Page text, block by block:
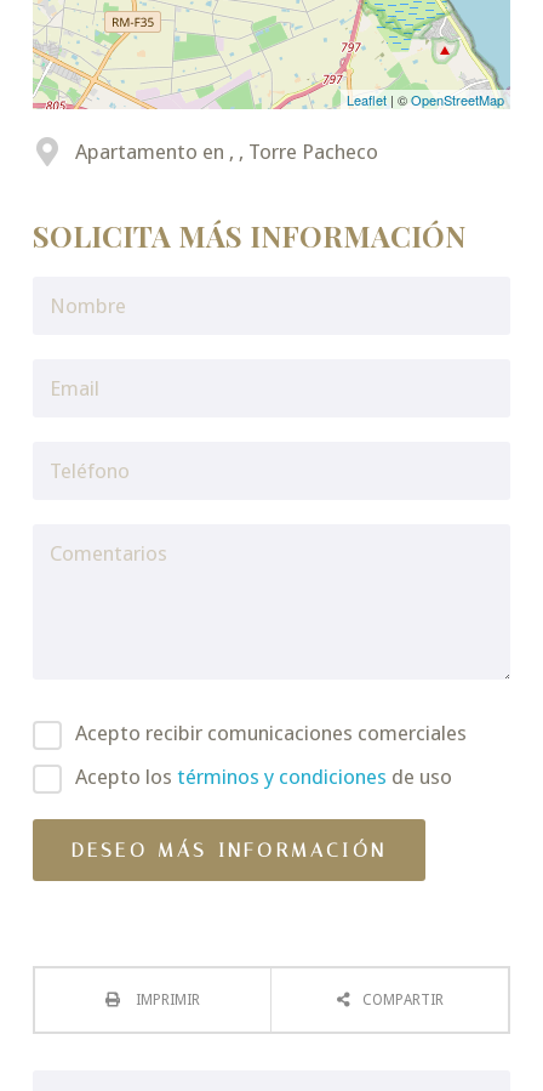
Leaflet | ©OpenStreetMap
Apartamento en , , Torre Pacheco
SOLICITA MÁS INFORMACIÓN
Acepto recibir comunicaciones comerciales
Acepto los términos y condiciones de uso
IMPRIMIR COMPARTIR